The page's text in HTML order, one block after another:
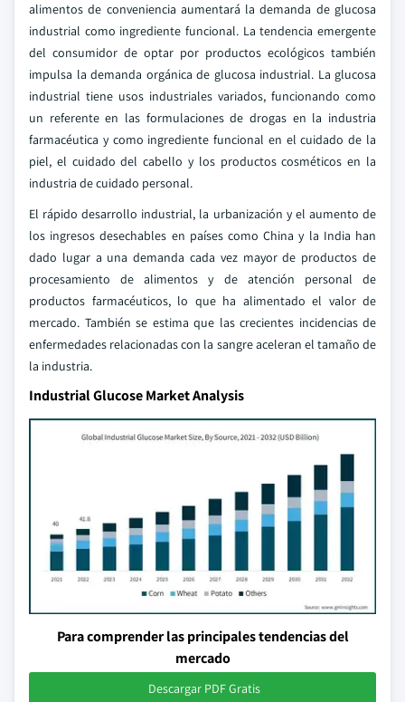
alimentos de conveniencia aumentará la demanda de glucosa
industrial como ingrediente funcional. La tendencia emergente
del consumidor de optar por productos ecológicos también
impulsa la demanda orgánica de glucosa industrial. La glucosa
industrial tiene usos industriales variados, funcionando como
un referente en las formulaciones de drogas en la industria
farmacéutica y como ingrediente funcional en el cuidado de la
piel, el cuidado del cabello y los productos cosméticos en la
industria de cuidado personal.
El rápido desarrollo industrial, la urbanización y el aumento de
los ingresos desechables en países como China y la India han
dado lugar a una demanda cada vez mayor de productos de
procesamiento de alimentos y de atención personal de
productos farmacéuticos, lo que ha alimentado el valor de
mercado. También se estima que las crecientes incidencias de
enfermedades relacionadas con la sangre aceleran el tamaño de
la industria.
Industrial Glucose Market Analysis
Para comprender las principales tendencias del
mercado
Descargar PDF Gratis